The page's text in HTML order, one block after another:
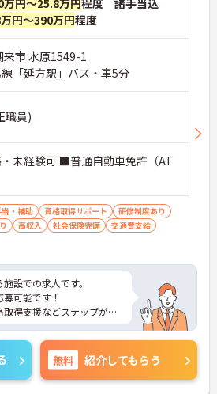
万円～25.8万円程度 諸手当込
円～390万円程度
来市 水原1549-1
線「延方駅」バス・車5分
職員)
未経験可 ■普通自動車免許（AT
・補助 資格取得サポート
研修制度あり
高収入 社会保険完備
交通費支給
設での求人です。
可能です！
得支援などステップがし
にお問い合わせくださ
無料 紹介してもらう